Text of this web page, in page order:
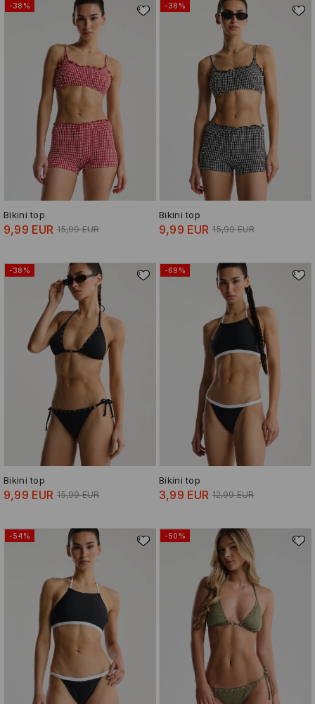
-38%
Bikini top
9,99 EUR 15,99 EUR
-38%
Bikini top
9,99 EUR 15,99 EUR
-38%
Bikini top
9,99 EUR 15,99 EUR
-69%
Bikini top
3,99 EUR 12,99 EUR
-54% -50%